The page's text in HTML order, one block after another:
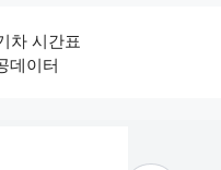
차 시간표
데이터